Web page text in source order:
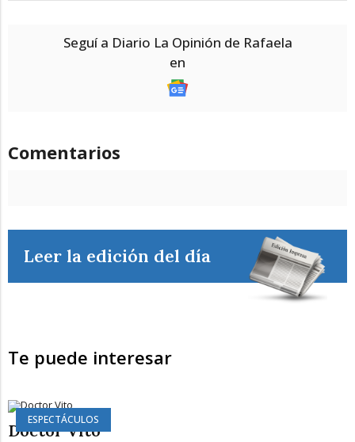
Seguí a Diario La Opinión de Rafaela
en
Comentarios
Leer la edición del día
Te puede interesar
ESPECTÁCULOS
Doctor Vito